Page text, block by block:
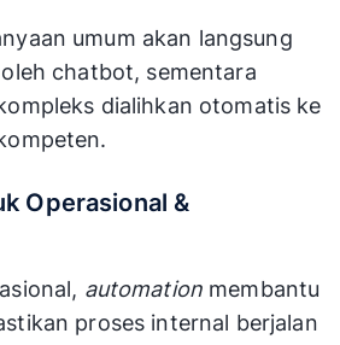
umum akan langsung
chatbot, sementara
dialihkan otomatis ke
Operasional &
automation membantu
proses internal berjalan